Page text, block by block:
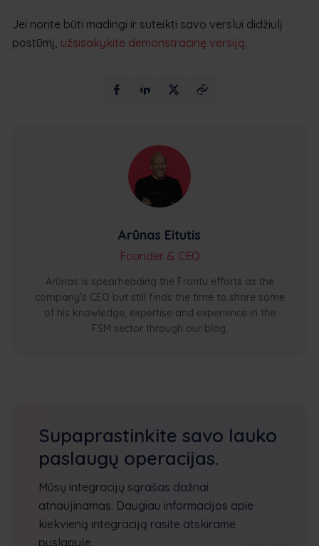
Jei norite būti madingi ir suteikti savo verslui didžiulį
postūmį, užsisakykite demonstracinę versiją.
Arūnas Eitutis
Founder & CEO
Arūnas is spearheading the Frontu efforts as the
company’s CEO but still finds the time to share some
of his knowledge, expertise and experience in the
FSM sector through our blog.
Supaprastinkite savo lauko
paslaugų operacijas.
Mūsų integracijų sąrašas dažnai
atnaujinamas. Daugiau informacijos apie
kiekvieną integraciją rasite atskirame
puslapyje.